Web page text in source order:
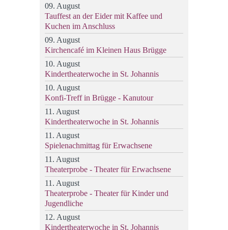
09. August
Tauffest an der Eider mit Kaffee und
Kuchen im Anschluss
09. August
Kirchencafé im Kleinen Haus Brügge
10. August
Kindertheaterwoche in St. Johannis
10. August
Konfi-Treff in Brügge - Kanutour
11. August
Kindertheaterwoche in St. Johannis
11. August
Spielenachmittag für Erwachsene
11. August
Theaterprobe - Theater für Erwachsene
11. August
Theaterprobe - Theater für Kinder und
Jugendliche
12. August
Kindertheaterwoche in St. Johannis